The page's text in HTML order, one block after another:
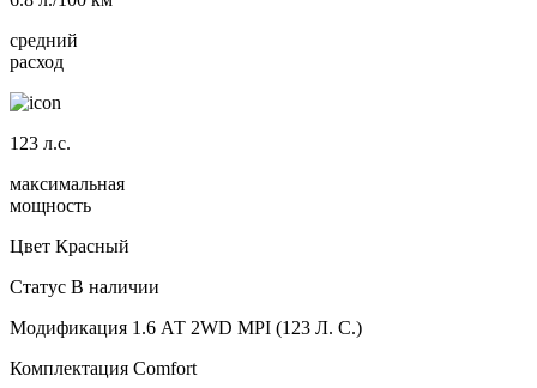
средний
расход
123 л.с.
максимальная
мощность
Цвет Красный
Статус В наличии
Модификация 1.6 АТ 2WD MPI (123 Л. C.)
Комплектация Comfort